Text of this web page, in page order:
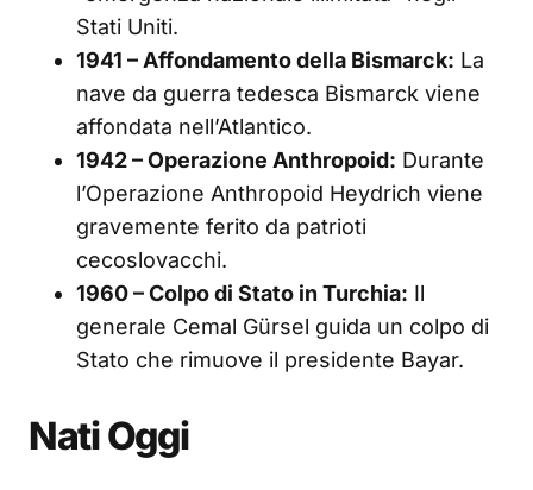
Stati Uniti.
1941 – Affondamento della Bismarck: La
nave da guerra tedesca Bismarck viene
affondata nell’Atlantico.
1942 – Operazione Anthropoid: Durante
l’Operazione Anthropoid Heydrich viene
gravemente ferito da patrioti
cecoslovacchi.
1960 – Colpo di Stato in Turchia: Il
generale Cemal Gürsel guida un colpo di
Stato che rimuove il presidente Bayar.
Nati Oggi